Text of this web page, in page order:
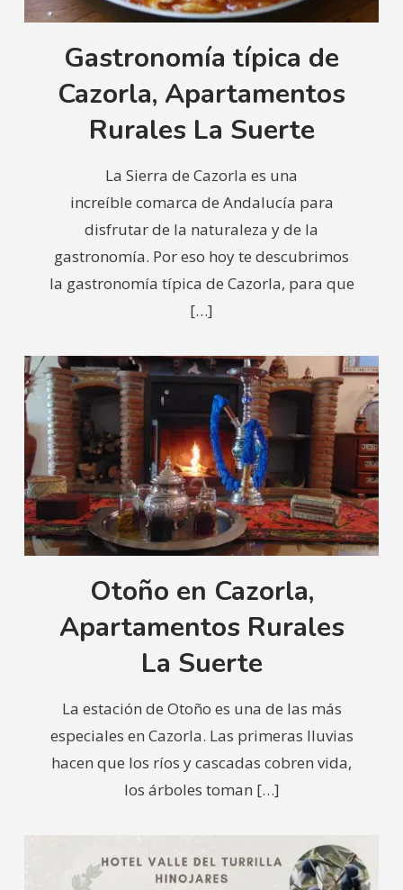
Gastronomía típica de
Cazorla, Apartamentos
Rurales La Suerte
La Sierra de Cazorla es una
increíble comarca de Andalucía para
disfrutar de la naturaleza y de la
gastronomía. Por eso hoy te descubrimos
la gastronomía típica de Cazorla, para que
[…]
Otoño en Cazorla,
Apartamentos Rurales
La Suerte
La estación de Otoño es una de las más
especiales en Cazorla. Las primeras lluvias
hacen que los ríos y cascadas cobren vida,
los árboles toman […]